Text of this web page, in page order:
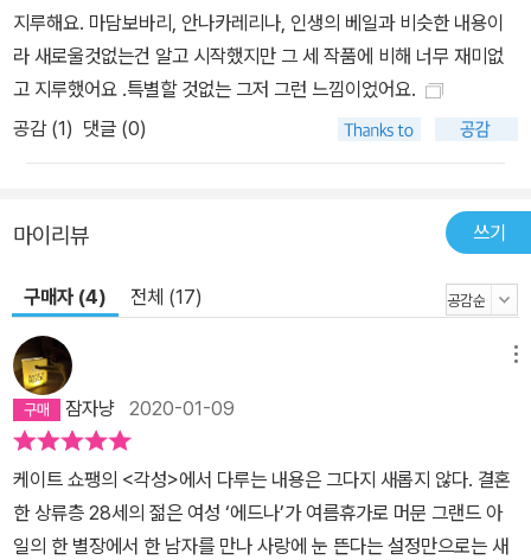
살 때 루이지애나주 출신의 크리올 남편과 결혼하여 9년 동안 뉴올리
언스에서 거주하게 되었다. 이 이국적인 도시에서 지낸 9년간의 생활
은 이후 쇼팽의 작품에 커다란 영향을 미쳤다. 그녀의 작품 대부분이
뉴올리언스를 비롯한 루이지애나 지역을 배경으로 하고 있으며, 그곳
게 지니고 있다. 그런 의미에서 『각성』은 20세기로 이어지는 위대한
미국 남부 문학의 앞선 계보가 되는 작품이기도 하다. 열린책들에서
는 이 작품의 지방적 특색을 드러내는 원문 속의 프랑스어를 구분할
수 있도록 표기하여, 독자들이 작품의 분위기와 질감을 더욱 생생하
게 느낄 수 있도록 했다.
지루해요. 마담보바리, 안나카레리나, 인생의 베일과 비슷한 내용이
라 새로울것없는건 알고 시작했지만 그 세 작품에 비해 너무 재미없
고 지루했어요 .특별할 것없는 그저 그런 느낌이었어요.
공감 (1) 댓글 (0)
마이리뷰 쓰기
구매자 (4) 전체 (17)
잠자냥 2020-01-09
케이트 쇼팽의 <각성>에서 다루는 내용은 그다지 새롭지 않다. 결혼
한 상류층 28세의 젊은 여성 ‘에드나’가 여름휴가로 머문 그랜드 아
일의 한 별장에서 한 남자를 만나 사랑에 눈 뜬다는 설정만으로는 새